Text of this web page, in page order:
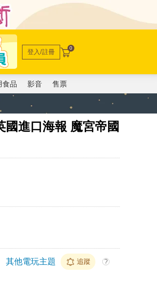
登入/註冊 0
食品 影音 售票
進口海報 魔宮帝國
其他電玩主題 追蹤 ?